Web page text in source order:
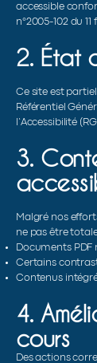
accessible
n°2005-102du 11
2. État
Ce site est
Référentiel
l’Accessibilité
3.
Malgré nos
ne pas être
Documents PDF
Certains
Contenus
4.
cours
Des actions